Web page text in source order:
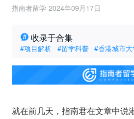
指南者留学 2024年09月17日
收录于合集
#项目解析 #留学科普 #香港城市
就在前几天，指南君在文章中说